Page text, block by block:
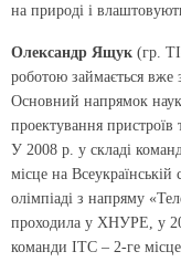
на природі і
Олександр Ящук (гр.
роботою займається вже
Основний напрямок
проектування пристроїв
У 2008 р. у складі
місце на Всеукраїнській
олімпіаді з напряму
проходила у ХНУРЕ, у
команди ІТС – 2-ге місце